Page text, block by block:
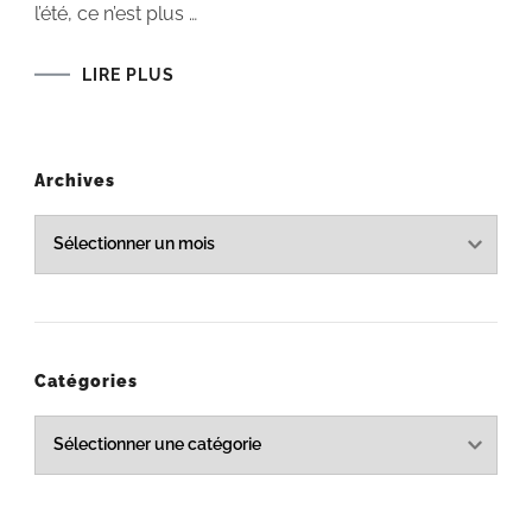
l’été, ce n’est plus …
LIRE PLUS
Archives
Archives
Catégories
Catégories